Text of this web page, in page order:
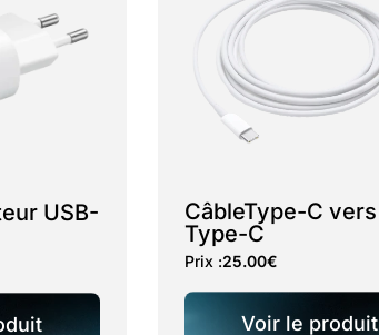
USB-
CâbleType-C vers
Type-C
Prix :25.00€
Voir le produit